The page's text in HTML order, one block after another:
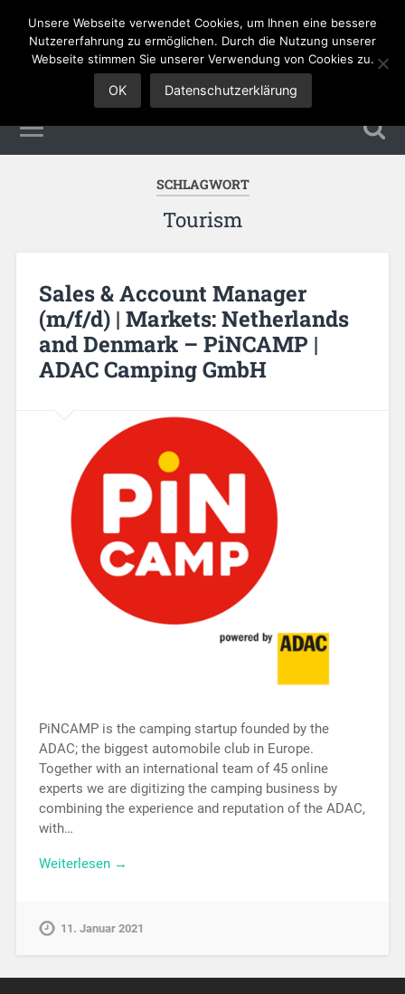
Sales Jobs
SCHLAGWORT
Tourism
Sales & Account Manager
(m/f/d) | Markets: Netherlands
and Denmark – PiNCAMP |
ADAC Camping GmbH
PiNCAMP is the camping startup founded by the
ADAC; the biggest automobile club in Europe.
Together with an international team of 45 online
experts we are digitizing the camping business by
combining the experience and reputation of the ADAC,
with…
Weiterlesen →
11. Januar 2021
Unsere Webseite verwendet Cookies, um Ihnen eine bessere
Nutzererfahrung zu ermöglichen. Durch die Nutzung unserer
Webseite stimmen Sie unserer Verwendung von Cookies zu.
OK Datenschutzerklärung